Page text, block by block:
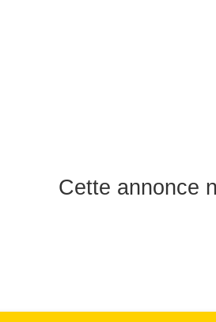
Cette annonce